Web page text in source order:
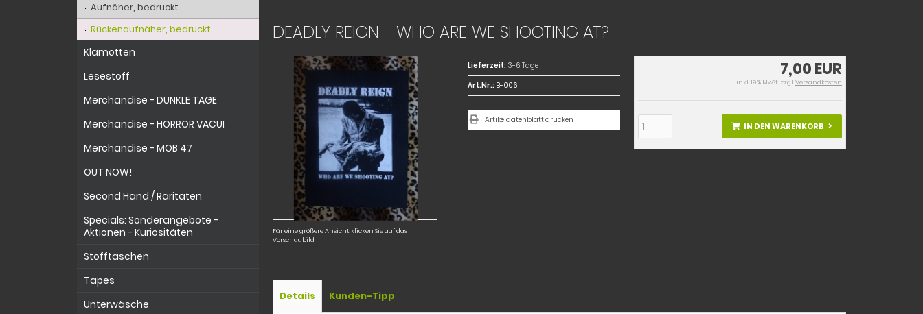
DEADLY REIGN - WHO ARE WE SHOOTING AT?
Für eine größere Ansicht klicken Sie auf das
Vorschaubild
7,00 EUR
inkl. 19 % MwSt. zzgl.Versandkosten
IN DEN WARENKORB
Lieferzeit: 3-6 Tage
Art.Nr.: B-006
Artikeldatenblatt drucken
Details Kunden-Tipp
Aufnäher, bedruckt
Rückenaufnäher, bedruckt
Klamotten
Lesestoff
Merchandise - DUNKLE TAGE
Merchandise - HORROR VACUI
Merchandise - MOB 47
OUT NOW!
Second Hand / Raritäten
Specials: Sonderangebote -
Aktionen - Kuriositäten
Stofftaschen
Tapes
Unterwäsche